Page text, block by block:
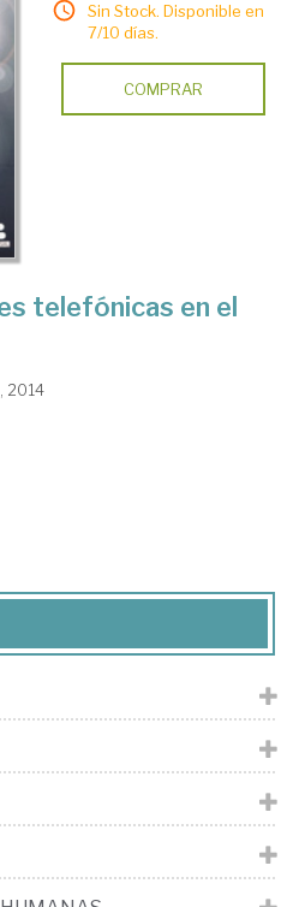
Sin Stock. Disponible en
7/10 días.
COMPRAR
telefónicas en el
2014